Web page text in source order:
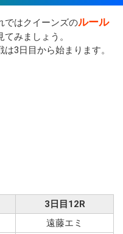
ではクイーンズのルール
てみましょう。
は3日目から始まります。
3日目12R
遠藤エミ